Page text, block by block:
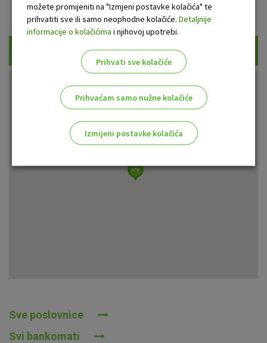
Prikaži samo uplatne bankomate
Sve poslovnice
Svi bankomati
možete promijeniti na "Izmjeni postavke kolačića" te
prihvatiti sve ili samo neophodne kolačiće. Detaljnije
informacije o kolačićima i njihovoj upotrebi.
Prihvati sve kolačiće
Prihvaćam samo nužne kolačiće
Izmijeni postavke kolačića